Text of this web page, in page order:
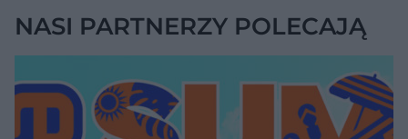
NASI PARTNERZY POLECAJĄ